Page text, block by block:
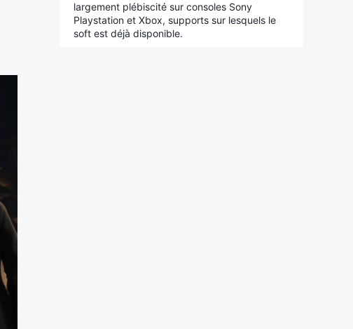
largement plébiscité sur consoles Sony
Playstation et Xbox, supports sur lesquels le
soft est déjà disponible.